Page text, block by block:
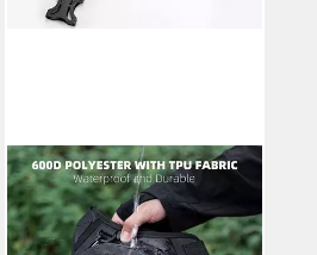
ROCKBROS
Beintasche Motorrad
Hüfttasche Bein Wasserdicht